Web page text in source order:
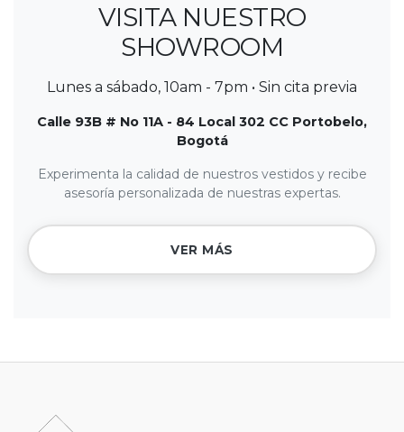
VISITA NUESTRO
SHOWROOM
Lunes a sábado, 10am - 7pm • Sin cita previa
Calle 93B # No 11A - 84 Local 302 CC Portobelo,
Bogotá
Experimenta la calidad de nuestros vestidos y recibe
asesoría personalizada de nuestras expertas.
VER MÁS